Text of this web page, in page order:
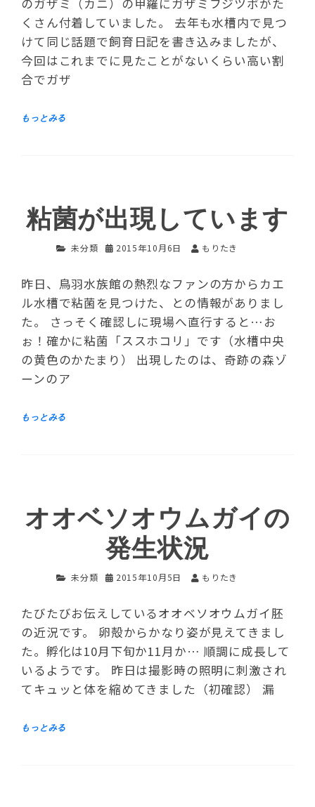
くさん付着していました。 去年も水槽内で見つ
けて同じ話題で飼育日記を書き込みましたが、
今回はこれまでに見たことがないくらい高い割
合でガザ
粘菌が出現しています
未分類 2015年10月6日 もりたき
昨日、鳥羽水族館の熱烈なファンの方からカエ
ル水槽で粘菌を見つけた、との情報がありまし
た。 さっそく確認しに現場へ直行すると…お
ぉ！確かに粘菌「ススホコリ」です（水槽中央
の黄色のかたまり） 出現したのは、奇跡の森ゾ
ーンのア
オオベソオウムガイの
発生状況
未分類 2015年10月5日 もりたき
たびたびお伝えしているオオベソオウムガイ胚
の近況です。 卵殻からかなり姿が見えてきまし
た。孵化は10月下旬か11月か… 順調に成長して
いるようです。 昨日は撮影時の照明に刺激され
てキュッと体を縮めてきました（初確認） 漏